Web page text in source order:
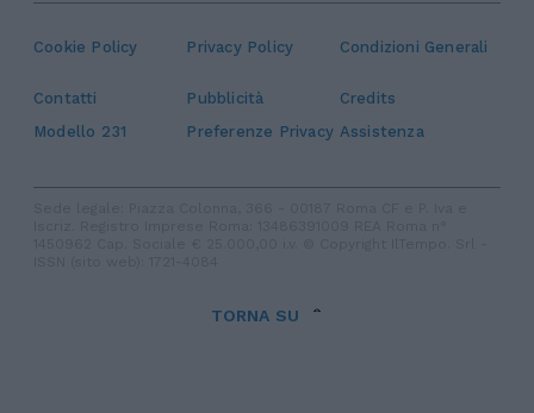
Cookie Policy Privacy Policy Condizioni Generali
Contatti Pubblicità
Credits
Modello 231
Preferenze Privacy Assistenza
TORNA SU